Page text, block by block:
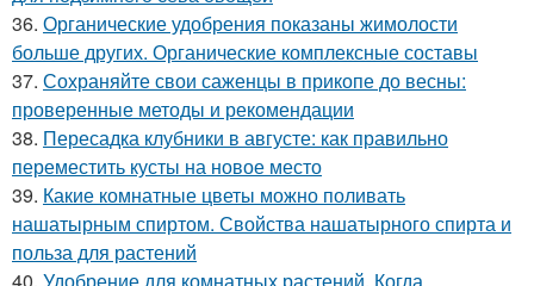
36. Органические удобрения показаны жимолости
больше других. Органические комплексные составы
37. Сохраняйте свои саженцы в прикопе до весны:
проверенные методы и рекомендации
38. Пересадка клубники в августе: как правильно
переместить кусты на новое место
39. Какие комнатные цветы можно поливать
нашатырным спиртом. Свойства нашатырного спирта и
польза для растений
40. Удобрение для комнатных растений. Когда